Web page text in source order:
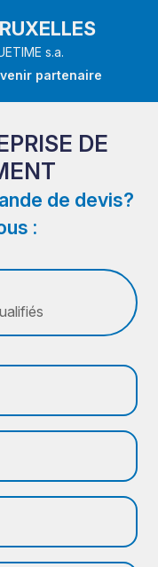
s.a.
partenaire
DE
de devis?
: